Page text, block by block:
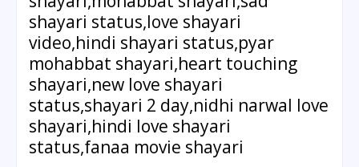
shayari status,love shayari
video,hindi shayari status,pyar
mohabbat shayari,heart touching
shayari,new love shayari
status,shayari 2 day,nidhi narwal love
shayari,hindi love shayari
status,fanaa movie shayari